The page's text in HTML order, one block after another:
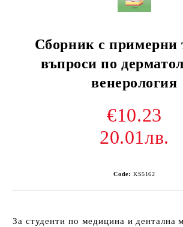
Сборник с примерни
въпроси по
венерология
€10.23
20.01лв.
Code: KS5162
За студенти по медицина и дентална